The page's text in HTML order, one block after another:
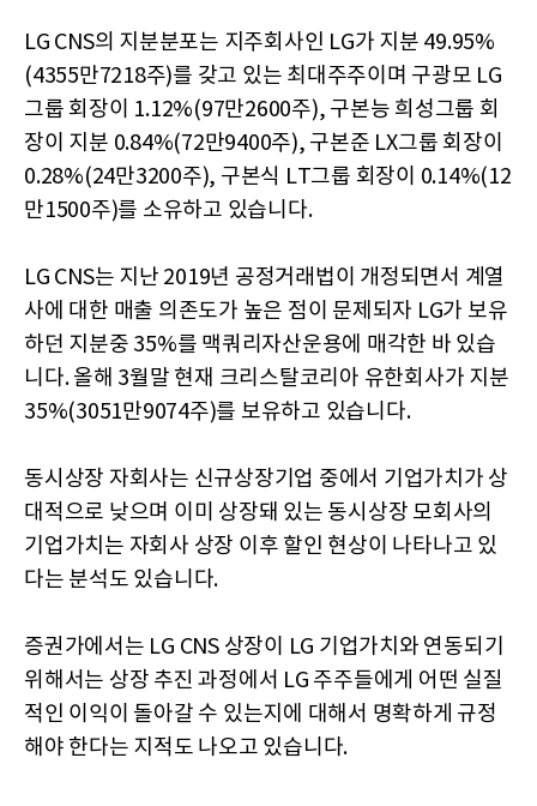
LG CNS의 지분분포는 지주회사인 LG가 지분 49.95%
(4355만7218주)를 갖고 있는 최대주주이며 구광모 LG
그룹 회장이 1.12%(97만2600주), 구본능 희성그룹 회
장이 지분 0.84%(72만9400주), 구본준 LX그룹 회장이
0.28%(24만3200주), 구본식 LT그룹 회장이 0.14%(12
만1500주)를 소유하고 있습니다.
LG CNS는 지난 2019년 공정거래법이 개정되면서 계열
사에 대한 매출 의존도가 높은 점이 문제되자 LG가 보유
하던 지분중 35%를 맥쿼리자산운용에 매각한 바 있습
니다. 올해 3월말 현재 크리스탈코리아 유한회사가 지분
35%(3051만9074주)를 보유하고 있습니다.
동시상장 자회사는 신규상장기업 중에서 기업가치가 상
대적으로 낮으며 이미 상장돼 있는 동시상장 모회사의
기업가치는 자회사 상장 이후 할인 현상이 나타나고 있
다는 분석도 있습니다.
증권가에서는 LG CNS 상장이 LG 기업가치와 연동되기
위해서는 상장 추진 과정에서 LG 주주들에게 어떤 실질
적인 이익이 돌아갈 수 있는지에 대해서 명확하게 규정
해야 한다는 지적도 나오고 있습니다.